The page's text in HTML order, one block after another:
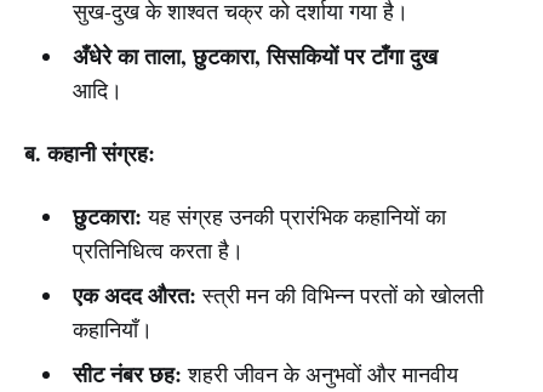
सुख-दुख के शाश्वत चक्र को दर्शाया गया है।
अँधेरे का ताला, छुटकारा, सिसकियों पर टाँगा दुख
आदि।
ब. कहानी संग्रह:
छुटकारा: यह संग्रह उनकी प्रारंभिक कहानियों का
प्रतिनिधित्व करता है।
एक अदद औरत: स्त्री मन की विभिन्न परतों को खोलती
कहानियाँ।
सीट नंबर छह: शहरी जीवन के अनुभवों और मानवीय